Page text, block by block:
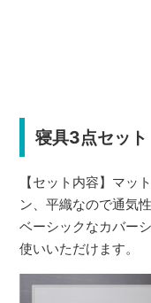
寝具3点セッ
【セット内容】マッ
ン、平織なので通気
ベーシックなカバー
使いいただけます。